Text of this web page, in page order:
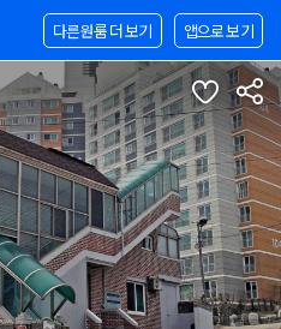
앱으로 보기
다른원룸 더 보기